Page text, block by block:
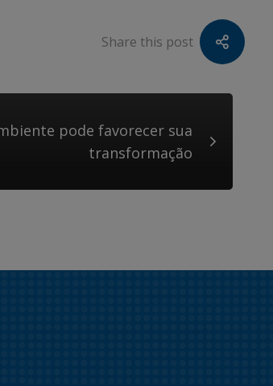
Share this post
pode favorecer sua
transformação